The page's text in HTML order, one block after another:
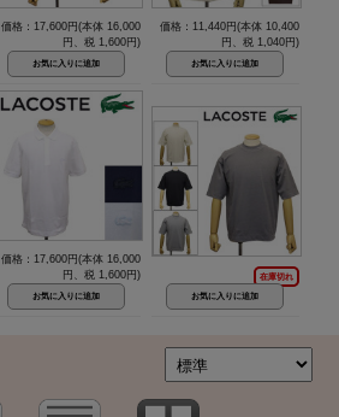
価格：17,600円(本体 16,000
円、税 1,600円)
価格：11,440円(本体 10,400
円、税 1,040円)
価格：17,600円(本体 16,000
円、税 1,600円)
在庫切れ